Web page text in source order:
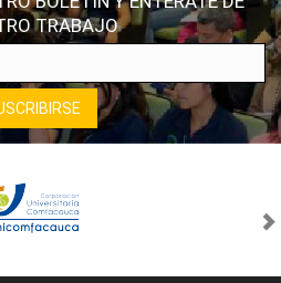
TRABAJO